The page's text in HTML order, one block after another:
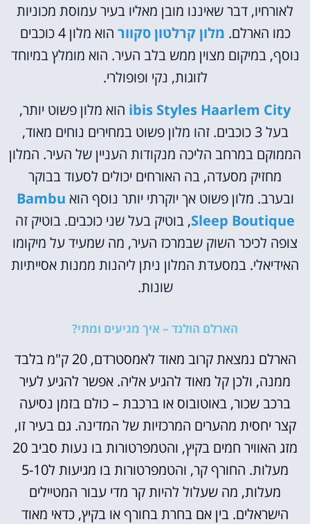
לאורחיו, דבר שאיננו מובן מאליו בעיר עמוסת מכוניות
כמו הארלם. מלון קרלטון סקוור
הוא מלון 4 כוכבים
נוסף, במיקום מצוין ממש בלב העיר. הוא מומלץ במיוחד
לזוגות, נקי ופופולרי.
ibis Styles Haarlem City הוא מלון פשוט יותר,
בעל 3 כוכבים. זהו מלון פשוט במחירים נוחים מאוד,
הממוקם במרחב הליכה מנקודות העניין של העיר. המלון
מחזיק מסעדה, בה האורחים יכולים לסעוד בבוקר
ובערב. מלון פשוט אך יוקרתי יותר נוסף הוא Bambu
Sleep Boutique, בוטיק בעל שני כוכבים. בוטיק זה
צופה לכיכר השוק שבמרכז העיר, מה שמעיד על מיקומו
האידיאלי. במסעדת המלון ניתן ליהנות ממנות אסייתיות
שונות.
הארלם הולנד – איך מגיעים ומתי?
הארלם נמצאת קרוב מאוד לאמסטרדם, 20 ק"מ בלבד
ממנה, ולכן קל מאוד להגיע אליה. אפשר להגיע לעיר
ברכב שכור, באוטובוס או ברכבת – כולם בזמן נסיעה
קצר יחסית מהערים המרכזיות של המדינה. גם בעיר זו,
מזג האוויר חמים בקיץ, והטמפרטורות בו נעות סביב 20
מעלות. החורף קר, והטמפרטורות בו מגיעות ל5-10
מעלות, מה שעלול להיות קר מדי עבור המטיילים
הישראלים. בין אם בחרת בחורף או בקיץ, כדאי מאוד